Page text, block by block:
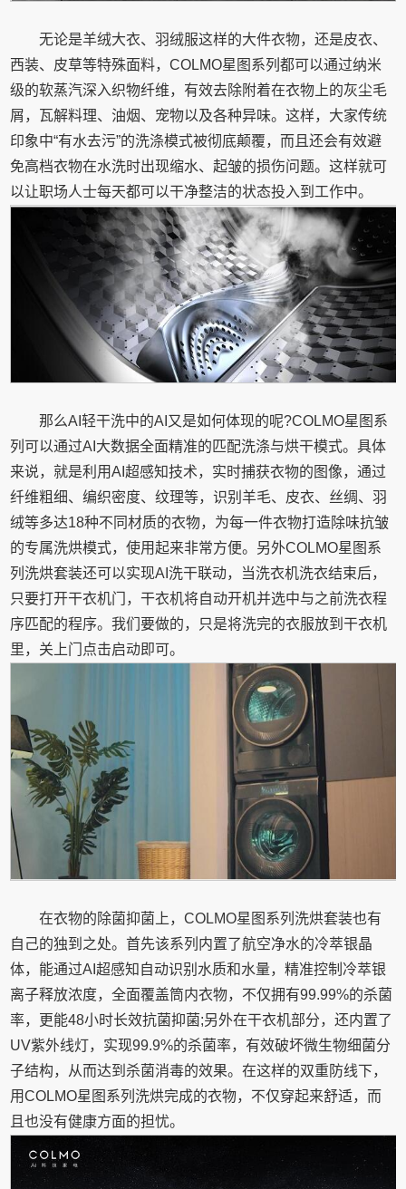
无论是羊绒大衣、羽绒服这样的大件衣物，还是皮衣、
西装、皮草等特殊面料，COLMO星图系列都可以通过纳米
级的软蒸汽深入织物纤维，有效去除附着在衣物上的灰尘毛
屑，瓦解料理、油烟、宠物以及各种异味。这样，大家传统
印象中“有水去污”的洗涤模式被彻底颠覆，而且还会有效避
免高档衣物在水洗时出现缩水、起皱的损伤问题。这样就可
以让职场人士每天都可以干净整洁的状态投入到工作中。
那么AI轻干洗中的AI又是如何体现的呢?COLMO星图系
列可以通过AI大数据全面精准的匹配洗涤与烘干模式。具体
来说，就是利用AI超感知技术，实时捕获衣物的图像，通过
纤维粗细、编织密度、纹理等，识别羊毛、皮衣、丝绸、羽
绒等多达18种不同材质的衣物，为每一件衣物打造除味抗皱
的专属洗烘模式，使用起来非常方便。另外COLMO星图系
列洗烘套装还可以实现AI洗干联动，当洗衣机洗衣结束后，
只要打开干衣机门，干衣机将自动开机并选中与之前洗衣程
序匹配的程序。我们要做的，只是将洗完的衣服放到干衣机
里，关上门点击启动即可。
在衣物的除菌抑菌上，COLMO星图系列洗烘套装也有
自己的独到之处。首先该系列内置了航空净水的冷萃银晶
体，能通过AI超感知自动识别水质和水量，精准控制冷萃银
离子释放浓度，全面覆盖筒内衣物，不仅拥有99.99%的杀菌
率，更能48小时长效抗菌抑菌;另外在干衣机部分，还内置了
UV紫外线灯，实现99.9%的杀菌率，有效破坏微生物细菌分
子结构，从而达到杀菌消毒的效果。在这样的双重防线下，
用COLMO星图系列洗烘完成的衣物，不仅穿起来舒适，而
且也没有健康方面的担忧。